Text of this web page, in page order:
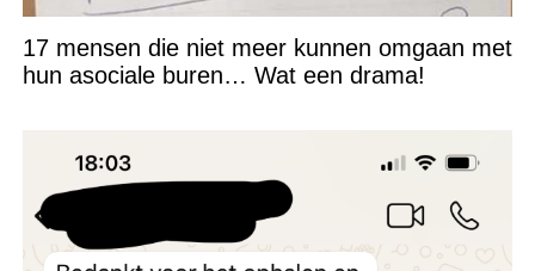
17 mensen die niet meer kunnen omgaan met
hun asociale buren… Wat een drama!